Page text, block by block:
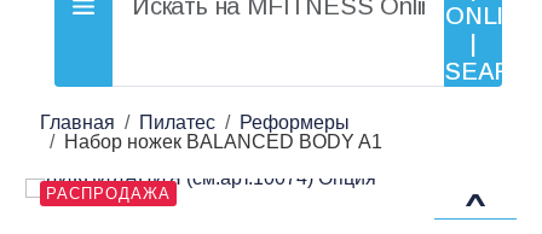
Главная Пилатес
Реформеры
Набор ножек BALANCED BODY A1
РАСПРОДАЖА